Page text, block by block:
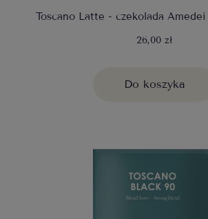
Toscano Latte - czekolada
26,00 zł
Do koszyka